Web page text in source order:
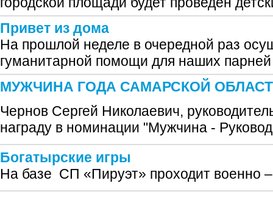
Привет из дома
На прошлой неделе в очередной раз
гуманитарной помощи для наших
МУЖЧИНА ГОДА САМАРСКОЙ
Чернов Сергей Николаевич,
награду в номинации "Мужчина -
Богатырские игры
На базе СП «Пируэт» проходит военно –